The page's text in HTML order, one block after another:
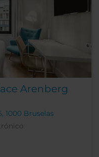
Arenberg
1000 Bruselas